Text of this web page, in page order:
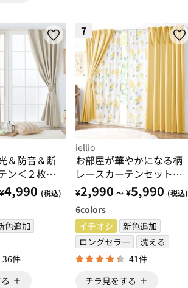
＆防音＆断
ン＜２枚
遮光（１級
る・無地・
新生活・
¥4,990 (税込)
色追加
36件
7
iellio
お部屋が華やかになる柄
レースカーテンセット＜
４枚組・洗える・３級遮
光・新生活・一人暮ら
し・引っ越し・模様替え
＞
¥2,990 ～ ¥5,990 (税込)
6colors
イチオシ
新色追加
ロングセラー
洗える
41件
チラ見をする